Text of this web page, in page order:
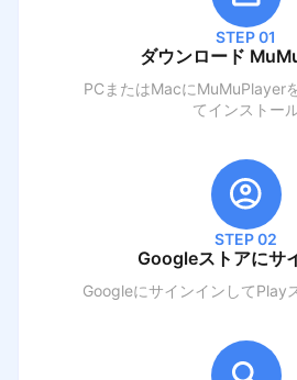
STEP 01
ダウンロード
PCまたはMacにMuMuPlayer
てインストー
STEP 02
Googleストアにサ
GoogleにサインインしてPlay